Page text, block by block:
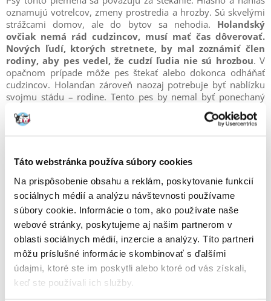
Táto webstránka používa súbory cookies
Na prispôsobenie obsahu a reklám, poskytovanie funkcií
sociálnych médií a analýzu návštevnosti používame
súbory cookie. Informácie o tom, ako používate naše
webové stránky, poskytujeme aj našim partnerom v
oblasti sociálnych médií, inzercie a analýzy. Títo partneri
môžu príslušné informácie skombinovať s ďalšími
údajmi, ktoré ste im poskytli alebo ktoré od vás získali,
keď ste používali ich služby.
oznamujú votrelcov, zmeny prostredia a hrozby. Sú skvelými
strážcami domov, ale do bytov sa nehodia. Holandský
ovčiak nemá rád cudzincov, musí mať čas dôverovať.
Nových ľudí, ktorých stretnete, by mal zoznámiť člen
rodiny, aby pes vedel, že cudzí ľudia nie sú hrozbou. V
opačnom prípade môže pes štekať alebo dokonca odháňať
cudzincov. Holanďan zároveň naozaj potrebuje byť nablízku
svojmu stádu – rodine. Tento pes by nemal byť ponechaný
sám alebo odsúdený stráviť celý svoj život vonku, v búde
alebo v koterci, pretože sa môže stať divokým. Holandský
Mohlo by vás zaujímať: Prečo pes breše?